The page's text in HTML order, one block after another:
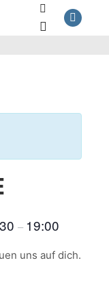
Suchen
– 19:00
uns auf dich.